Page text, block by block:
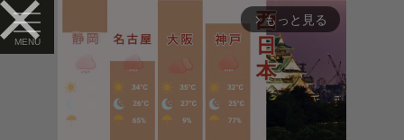
arrow_forward_ios もっと見る